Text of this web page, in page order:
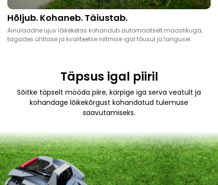
Hõljub. Kohaneb. Täiustab.
Ainulaadne ujuv lõikeketas kohandub automaatselt maastikuga,
tagades ühtlase ja kvaliteetse niitmise igal tõusul ja langusel.
Täpsus igal piiril
Sõitke täpselt mööda piire, kärpige iga serva veatult ja
kohandage lõikekõrgust kohandatud tulemuse
saavutamiseks.